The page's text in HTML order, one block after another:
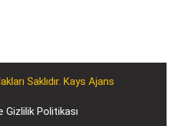
Saklıdır. Kays Ajans
Gizlilik Politikası